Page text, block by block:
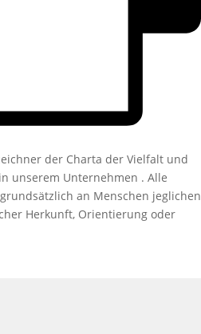
der Charta der Vielfalt und
unserem Unternehmen . Alle
an Menschen jeglichen
Herkunft, Orientierung oder